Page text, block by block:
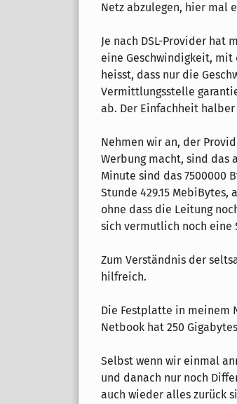
Netz abzulegen, hier mal
Je nach DSL-Provider hat
eine Geschwindigkeit, mit
heisst, dass nur die
Vermittlungsstelle
ab. Der Einfachheit
Nehmen wir an, der
Werbung macht, sind das
Minute sind das 7500000
Stunde 429.15 MebiBytes,
ohne dass die Leitung
sich vermutlich noch eine
Zum Verständnis der
hilfreich.
Die Festplatte in meinem
Netbook hat 250
Selbst wenn wir einmal
und danach nur noch
auch wieder alles zurück